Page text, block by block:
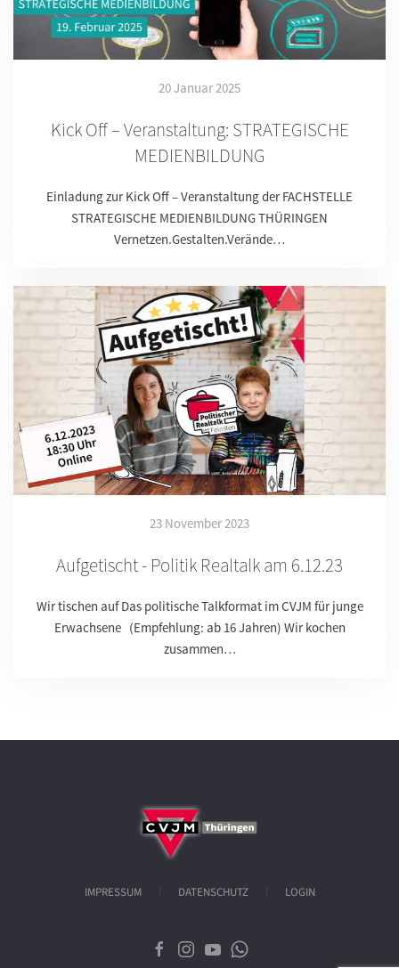
20 Januar 2025
Kick Off – Veranstaltung: STRATEGISCHE
MEDIENBILDUNG
Einladung zur Kick Off – Veranstaltung der FACHSTELLE
STRATEGISCHE MEDIENBILDUNG THÜRINGEN
Vernetzen.Gestalten.Verände…
23 November 2023
Aufgetischt - Politik Realtalk am 6.12.23
Wir tischen auf Das politische Talkformat im CVJM für junge
Erwachsene (Empfehlung: ab 16 Jahren) Wir kochen
zusammen…
IMPRESSUM DATENSCHUTZ LOGIN